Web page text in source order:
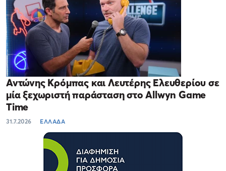
Αντώνης Κρόμπας και Λευτέρης Ελευθερίου σε
μία ξεχωριστή παράσταση στο Allwyn Game
Time
31.7.2026 ΕΛΛΑΔΑ